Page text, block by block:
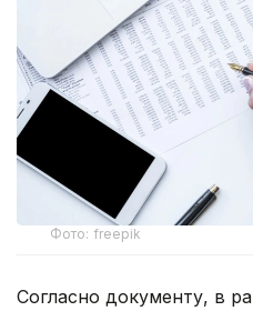
Фото: freepik
Согласно документу, в